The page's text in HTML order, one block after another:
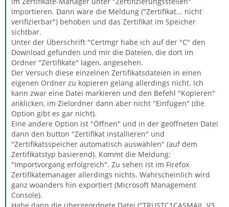
importieren. Dann wäre die Meldung ("Zertifikat... nicht
verifizierbar") behoben und das Zertifikat im Speicher
sichtbar.
Unter der Überschrift "Certmgr habe ich auf der "C" den
Download gefunden und mir die Dateien, die dort im
Ordner "Zertifikate" lagen, angesehen.
Der Versuch diese einzelnen Zertifikatsdateien in einen
eigenen Ordner zu kopieren gelang allerdings nicht. Ich
kann zwar eine Datei markieren und den Befehl "Kopieren"
anklicken, im Zielordner dann aber nicht "Einfügen" (die
Option gibt es gar nicht).
Eine andere Option ist "Öffnen" und in der geöffneten Datei
dann den button "Zertifikat installieren" und
"Zertifikatsspeicher automatisch auswählen" (auf dem
Zertifikatstyp basierend). Kommt die Meldung:
"Importvorgang erfolgreich". Zu sehen ist im Firefox
Zertifikatemanager allerdings nichts. Wahrscheinlich wird
ganz woanders hin exportiert (Microsoft Management
Console).